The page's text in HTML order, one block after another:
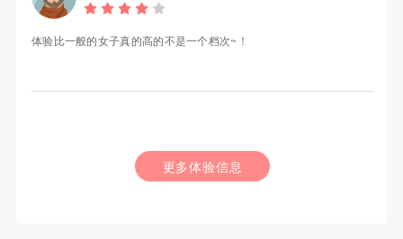
体验比一般的女子真的高的不是一个档次~！
更多体验信息